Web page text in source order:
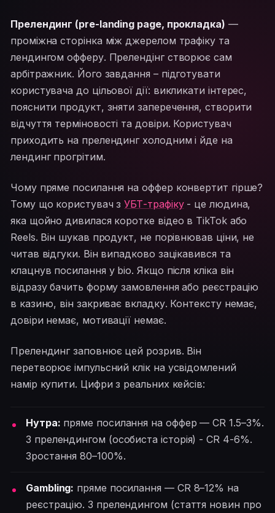
Прелендинг (pre-landing page, прокладка) —
проміжна сторінка між джерелом трафіку та
лендингом офферу. Прелендінг створює сам
арбітражник. Його завдання – підготувати
користувача до цільової дії: викликати інтерес,
пояснити продукт, зняти заперечення, створити
відчуття терміновості та довіри. Користувач
приходить на прелендинг холодним і йде на
лендинг прогрітим.
Чому пряме посилання на оффер конвертит гірше?
Тому що користувач зУБТ-трафіку- це людина,
яка щойно дивилася коротке відео в TikTok або
Reels. Він шукав продукт, не порівнював ціни, не
читав відгуки. Він випадково зацікавився та
клацнув посилання у bio. Якщо після кліка він
відразу бачить форму замовлення або реєстрацію
в казино, він закриває вкладку. Контексту немає,
довіри немає, мотивації немає.
Прелендинг заповнює цей розрив. Він
перетворює імпульсний клік на усвідомлений
намір купити. Цифри з реальних кейсів:
Нутра: пряме посилання на оффер — CR 1.5–3%.
З прелендингом (особиста історія) - CR 4-6%.
Зростання 80–100%.
Gambling: пряме посилання — CR 8–12% на
реєстрацію. З прелендингом (стаття новин про